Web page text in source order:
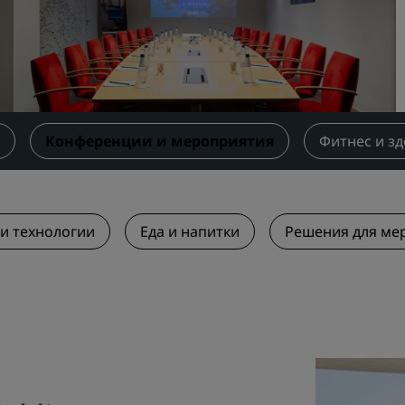
мероприятия
Запросить ценовое
предложение
Направления для
мероприятий
Отраслевые решения
Найти рейсы
Найти рейсы
Конференции и мероприятия Фитнес и
технологии Еда и напитки Решения для